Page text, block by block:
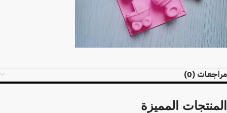
مراجعات (0)
المنتجات المميزة